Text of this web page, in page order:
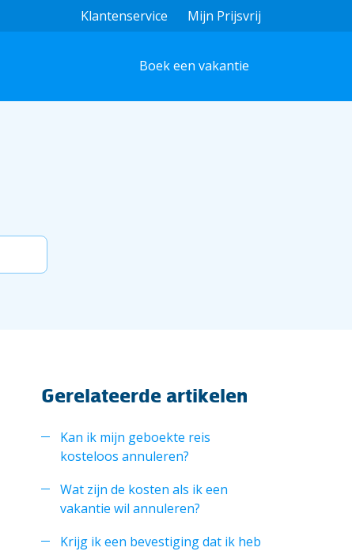
Klantenservice Mijn Prijsvrij
Boek een vakantie
Gerelateerde artikelen
Kan ik mijn geboekte reis
kosteloos annuleren?
Wat zijn de kosten als ik een
vakantie wil annuleren?
Krijg ik een bevestiging dat ik heb